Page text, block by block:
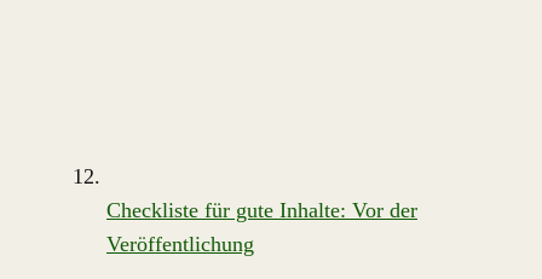
Checkliste für gute Inhalte: Vor der
Veröffentlichung